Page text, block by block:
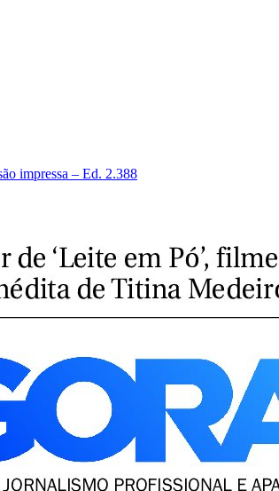
impressa – Ed. 2.388